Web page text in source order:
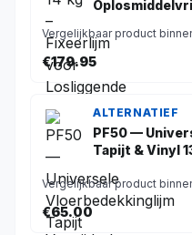
Vergelijkbaar product
€179.95
ALTERNATIEF
PF50 —
Tapijt & Vinyl
Vergelijkbaar product
€65.00